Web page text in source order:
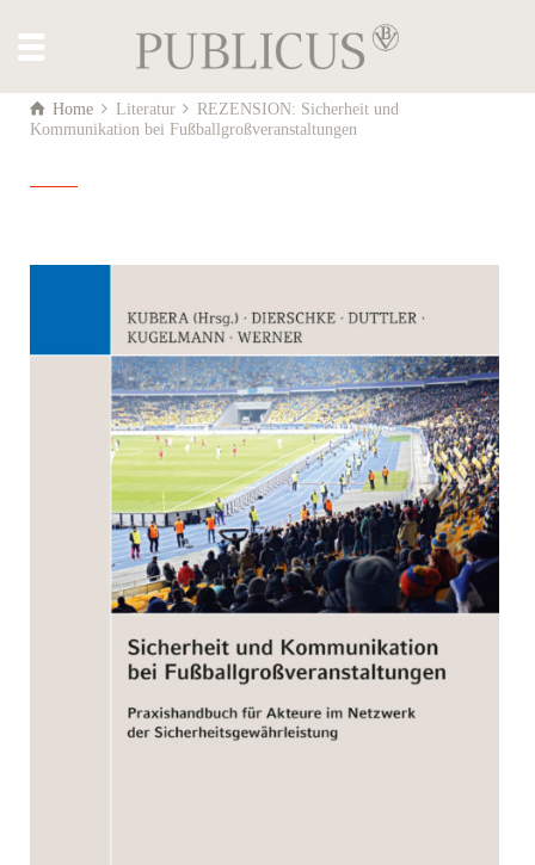
Home Literatur
REZENSION: Sicherheit und
Kommunikation bei Fußballgroßveranstaltungen